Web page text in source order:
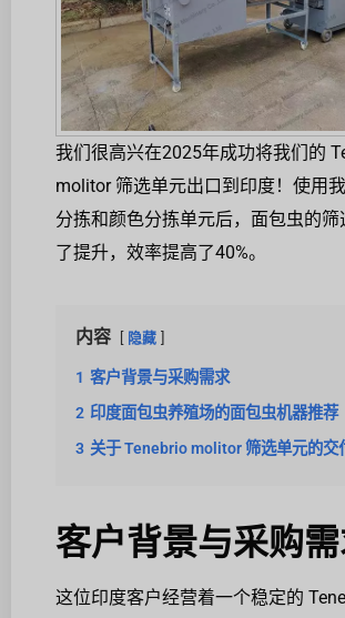
我们很高兴在2025年成功将我们的
molitor 筛选单元出口到印度！使用
分拣和颜色分拣单元后，面包虫的筛
了提升，效率提高了40%。
内容 隐藏
1 客户背景与采购需求
2 印度面包虫养殖场的面包虫机器推荐
3 关于 Tenebrio molitor 筛选单元的交
客户背景与采购
这位印度客户经营着一个稳定的